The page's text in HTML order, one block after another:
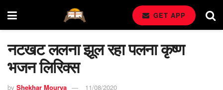
GET APP
नटखट ललना झूल रहा पलना कृष्ण
भजन लिरिक्स
by Shekhar Mourya 11/08/2020